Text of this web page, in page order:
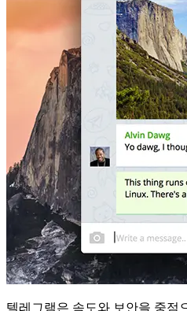
텔레그램은 속도와 보안을 중점